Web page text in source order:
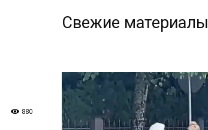
880
Свежие материалы